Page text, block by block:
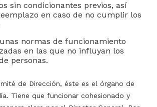
sin condicionantes previos, así
en caso de no cumplir los
normas de funcionamiento
en las que no influyan los
personas.
de Dirección, éste es el órgano de
Tiene que funcionar cohesionado y